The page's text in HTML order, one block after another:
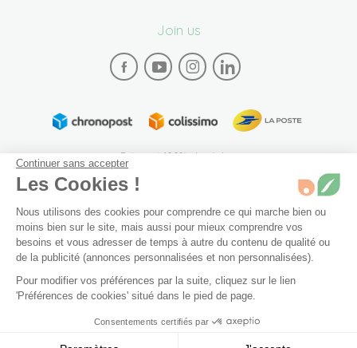
10 ml En stock
Ajouter au panier 11,90 €
Join us
Paiement 100% sécurisé
Plan du site Mentions légales Conditions générales de vente
Archives Accessibilité: partiellement conforme (94%)
Préférences de cookies
© 2026 Bivea. Tous les droits sont réservés
Continuer sans accepter
Les Cookies !
Nous utilisons des cookies pour comprendre ce qui marche bien ou
moins bien sur le site, mais aussi pour mieux comprendre vos
besoins et vous adresser de temps à autre du contenu de qualité ou
de la publicité (annonces personnalisées et non personnalisées).
Pour modifier vos préférences par la suite, cliquez sur le lien
'Préférences de cookies' situé dans le pied de page.
Consentements certifiés par